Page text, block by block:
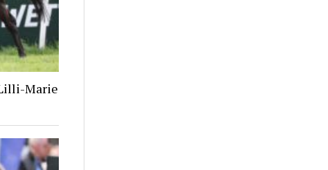
Marie